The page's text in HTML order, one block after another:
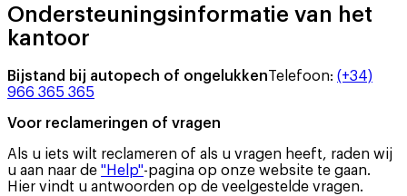
Ondersteuningsinformatie van het
kantoor
Bijstand bij autopech of ongelukkenTelefoon: (+34)
966 365 365
Voor reclameringen of vragen
Als u iets wilt reclameren of als u vragen heeft, raden wij
u aan naar de "Help"-pagina op onze website te gaan.
Hier vindt u antwoorden op de veelgestelde vragen.